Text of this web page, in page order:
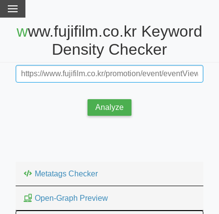
www.fujifilm.co.kr Keyword
Density Checker
Analyze
Metatags Checker
Open-Graph Preview